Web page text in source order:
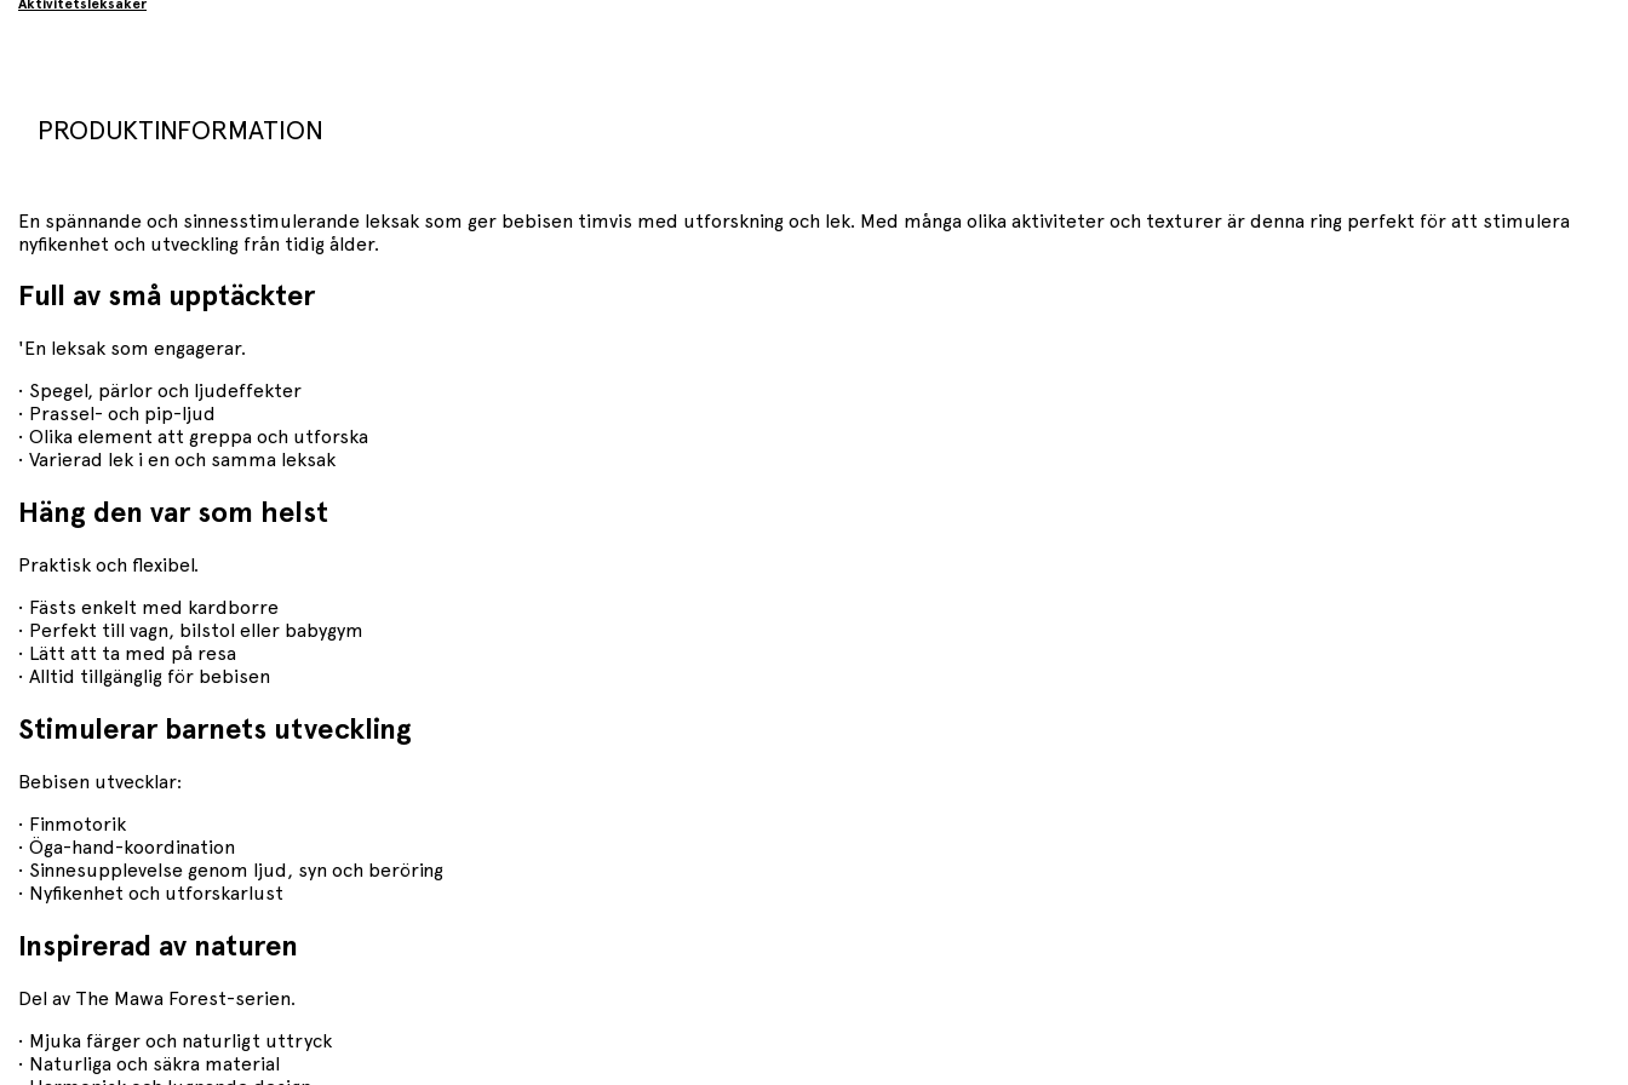
Aktivitetsleksaker
PRODUKTINFORMATION
En spännande och sinnesstimulerande leksak som ger bebisen timvis med utforskning och lek. Med många olika aktiviteter och texturer är denna ring perfekt för att stimulera
nyfikenhet och utveckling från tidig ålder.
Full av små upptäckter
'En leksak som engagerar.
• Spegel, pärlor och ljudeffekter
• Prassel- och pip-ljud
• Olika element att greppa och utforska
• Varierad lek i en och samma leksak
Häng den var som helst
Praktisk och flexibel.
• Fästs enkelt med kardborre
• Perfekt till vagn, bilstol eller babygym
• Lätt att ta med på resa
• Alltid tillgänglig för bebisen
Stimulerar barnets utveckling
Bebisen utvecklar:
• Finmotorik
• Öga-hand-koordination
• Sinnesupplevelse genom ljud, syn och beröring
• Nyfikenhet och utforskarlust
Inspirerad av naturen
Del av The Mawa Forest-serien.
• Mjuka färger och naturligt uttryck
• Naturliga och säkra material